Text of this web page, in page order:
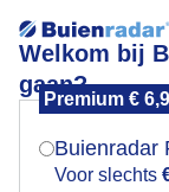
Welkom bij
gaan?
Premium €
Buienradar
Voor slechts
S'morgens nog
Mogen